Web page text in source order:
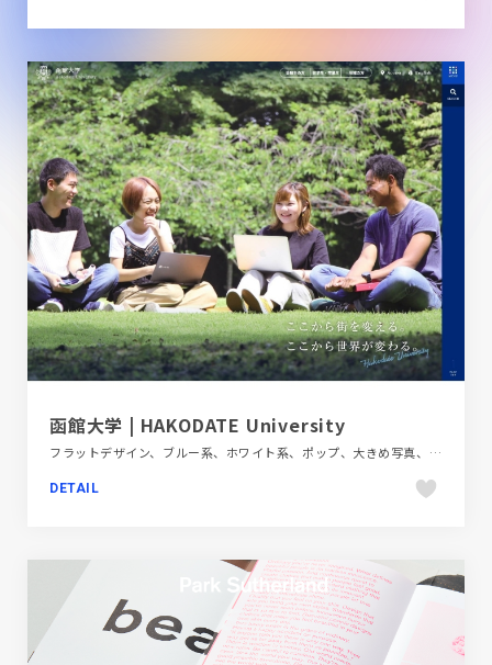
函館大学 | HAKODATE University
フラットデザイン、ブルー系、ホワイト系、ポップ、大きめ写真、教育・学校、施設・店舗サイト
DETAIL